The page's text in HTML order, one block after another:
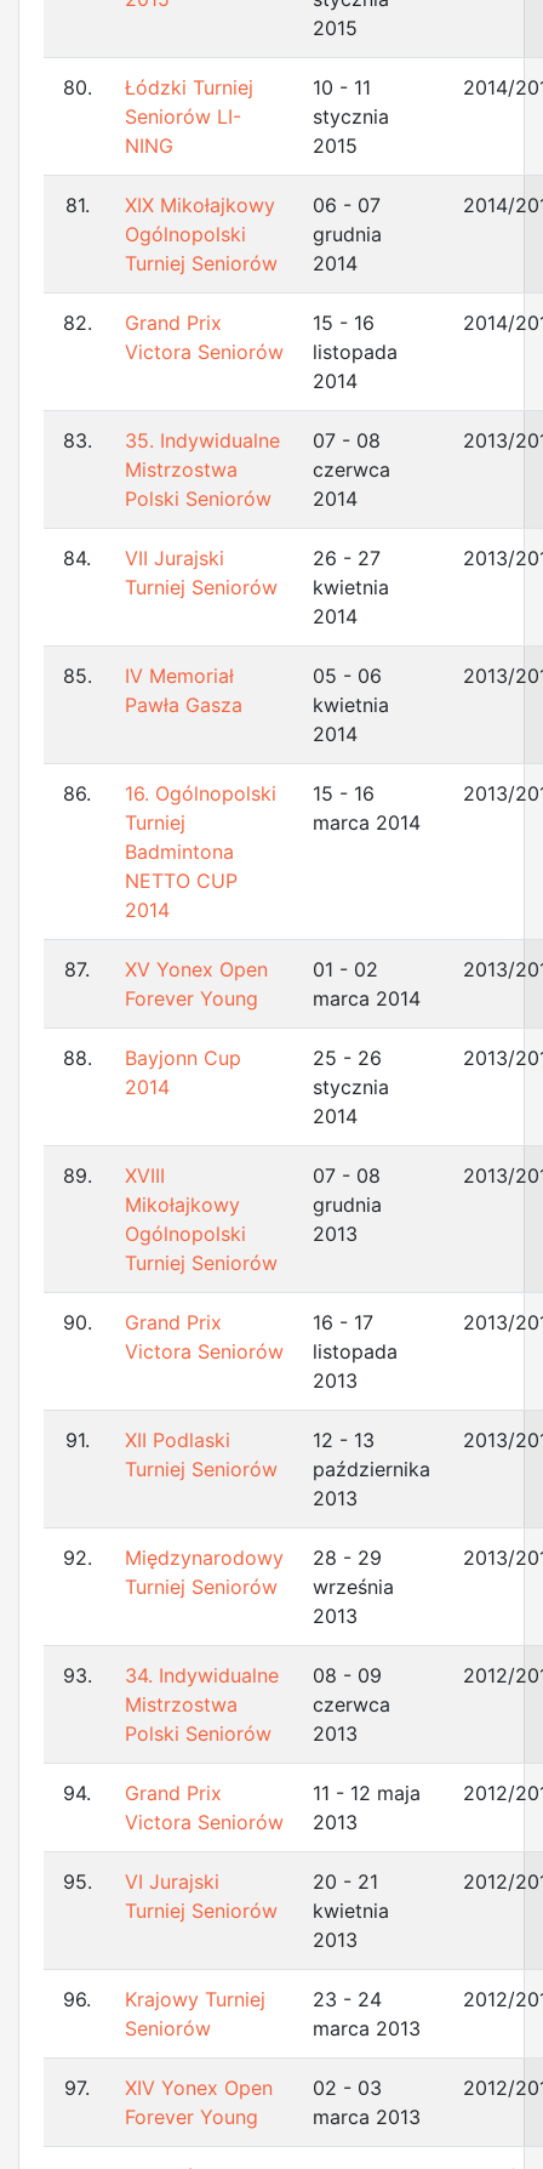
2015
80.
Łódzki Turniej
Seniorów LI-
NING
10 - 11
stycznia
2015
2014/
81.
XIX Mikołajkowy
Ogólnopolski
Turniej Seniorów
06 - 07
grudnia
2014
2014/
82.
Grand Prix
Victora Seniorów
15 - 16
listopada
2014
2014/
83.
35. Indywidualne
Mistrzostwa
Polski Seniorów
07 - 08
czerwca
2014
2013/
84.
VII Jurajski
Turniej Seniorów
26 - 27
kwietnia
2014
2013/
85.
IV Memoriał
Pawła Gasza
05 - 06
kwietnia
2014
2013/
86.
16. Ogólnopolski
Turniej
Badmintona
NETTO CUP
2014
15 - 16
marca 2014
2013/
87.
XV Yonex Open
Forever Young
01 - 02
marca 2014
2013/
88.
Bayjonn Cup
2014
25 - 26
stycznia
2014
2013/
89.
XVIII
Mikołajkowy
Ogólnopolski
Turniej Seniorów
07 - 08
grudnia
2013
2013/
90.
Grand Prix
Victora Seniorów
16 - 17
listopada
2013
2013/
91.
XII Podlaski
Turniej Seniorów
12 - 13
października
2013
2013/
92.
Międzynarodowy
Turniej Seniorów
28 - 29
września
2013
2013/
93.
34. Indywidualne
Mistrzostwa
Polski Seniorów
08 - 09
czerwca
2013
2012/
94.
Grand Prix
Victora Seniorów
11 - 12 maja
2013
2012/
95.
VI Jurajski
Turniej Seniorów
20 - 21
kwietnia
2013
2012/
96.
Krajowy Turniej
Seniorów
23 - 24
marca 2013
2012/
97.
XIV Yonex Open
Forever Young
02 - 03
marca 2013
2012/